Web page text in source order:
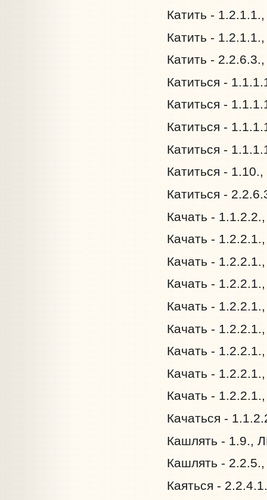
Катить -
Катить -
Катить -
Катиться -
Катиться -
Катиться -
Катиться -
Катиться -
Катиться -
Качать -
Качать -
Качать -
Качать -
Качать -
Качать -
Качать -
Качать -
Качать -
Качаться -
Кашлять - 1.9.,
Кашлять -
Каяться -